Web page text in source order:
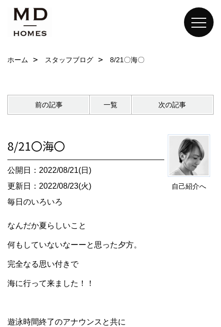
ホーム スタッフブログ 8/21〇海〇
前の記事 一覧 次の記事
自己紹介へ
8/21〇海〇
公開日：2022/08/21(日)
更新日：2022/08/23(火)
毎日のいろいろ
なんだか夏らしいこと
何もしていないなーーと思った夕方。
完全なる思い付きで
海に行って来ました！！
遊泳時間終了のアナウンスと共に